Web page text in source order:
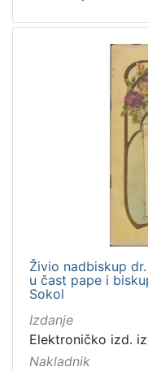
Živio nadbiskup
u čast pape i
Sokol
Izdanje
Elektroničko izd.
Nakladnik